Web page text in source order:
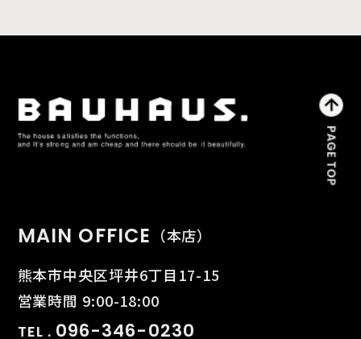
MAIN OFFICE （本店）
熊本市中央区坪井6丁目17-15
営業時間 9:00-18:00
TEL . 096-346-0230